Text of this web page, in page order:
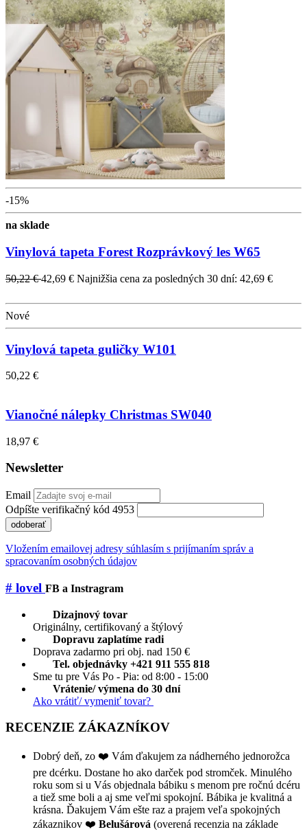
-15%
na sklade
Vinylová tapeta Forest Rozprávkový les W65
50,22 €42,69 € Najnižšia cena za posledných 30 dní: 42,69 €
Nové
Vinylová tapeta guličky W101
50,22 €
Vianočné nálepky Christmas SW040
18,97 €
Newsletter
Email
Odpíšte verifikačný kód 4953
odoberať
Vložením emailovej adresy súhlasím s prijímaním správ a
spracovaním osobných údajov
# lovel FB a Instragram
Dizajnový tovar
Originálny, certifikovaný a štýlový
Dopravu zaplatíme radi
Doprava zadarmo pri obj. nad 150 €
Tel. objednávky +421 911 555 818
Sme tu pre Vás Po - Pia: od 8:00 - 15:00
Vrátenie/ výmena do 30 dní
Ako vrátiť/ vymeniť tovar?
RECENZIE ZÁKAZNÍKOV
Dobrý deň, zo ❤️ Vám ďakujem za nádherného jednorožca
pre dcérku. Dostane ho ako darček pod stromček. Minulého
roku som si u Vás objednala bábiku s menom pre ročnú dcéru
a tiež sme boli a aj sme veľmi spokojní. Bábika je kvalitná a
krásna. Ďakujem Vám ešte raz a prajem veľa spokojných
zákaznikov ❤️ Belušárová (overená recenzia na základe